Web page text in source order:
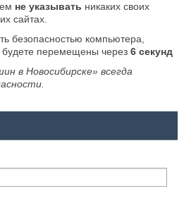
не указывать никаких своих
сайтах.
безопасностью компьютера,
будете перемещены через 6секунд
в Новосибирске» всегда